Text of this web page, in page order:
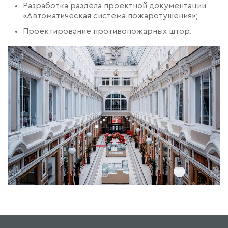
Разработка раздела проектной документации
«Автоматическая система пожаротушения»;
Проектирование противопожарных штор.